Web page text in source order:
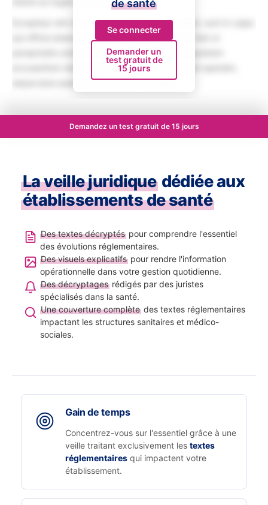
Excepteur sint occaecat cupidatat non proident, sunt in culpa
qui officia deserunt mollit anim id est laborum. Sed ut
perspiciatis unde omnis iste natus error sit voluptatem
accusantium doloremque laudantium, totam rem aperiam,
eaque ipsa quae ab illo inventore veritatis.
de santé
Se connecter
Demander un
test gratuit de
15 jours
Demandez un test gratuit de 15 jours
La veille juridique dédiée aux
établissements de santé
Des textes décryptéspour comprendre l'essentiel
des évolutions réglementaires.
Des visuels explicatifspour rendre l'information
opérationnelle dans votre gestion quotidienne.
Des décryptagesrédigés par des juristes
spécialisés dans la santé.
Une couverture complètedes textes réglementaires
impactant les structures sanitaires et médico-
sociales.
Gain de temps
Concentrez-vous sur l'essentiel grâce à une
veille traitant exclusivement les textes
réglementaires qui impactent votre
établissement.